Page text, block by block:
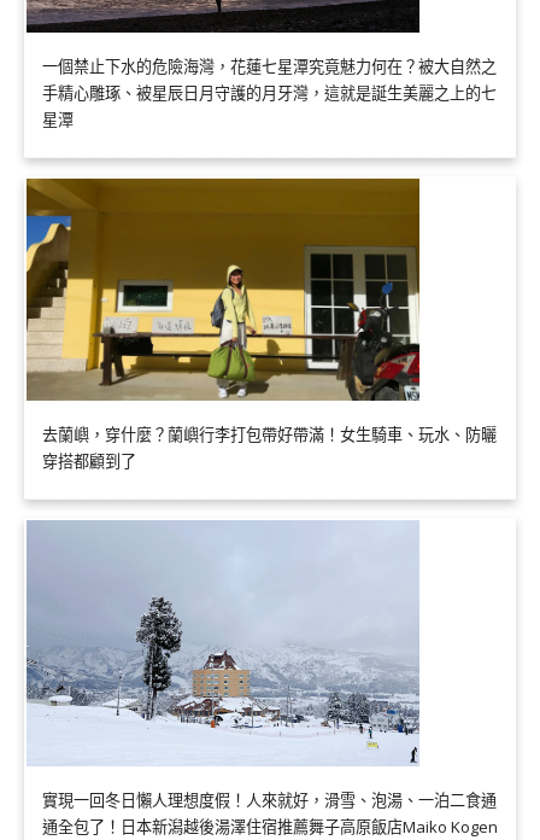
一個禁止下水的危險海灣，花蓮七星潭究竟魅力何在？被大自然之
手精心雕琢、被星辰日月守護的月牙灣，這就是誕生美麗之上的七
星潭
去蘭嶼，穿什麼？蘭嶼行李打包帶好帶滿！女生騎車、玩水、防曬
穿搭都顧到了
實現一回冬日懶人理想度假！人來就好，滑雪、泡湯、一泊二食通
通全包了！日本新潟越後湯澤住宿推薦舞子高原飯店Maiko Kogen